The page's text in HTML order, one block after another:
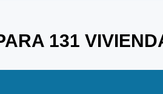
131